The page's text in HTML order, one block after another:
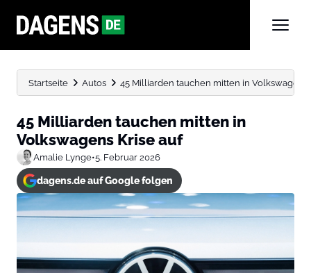
Startseite Autos 45 Milliarden tauchen mitten in Volkswagens
45 Milliarden tauchen mitten in
Volkswagens Krise auf
Amalie Lynge•5. Februar 2026
dagens.de auf Google folgen